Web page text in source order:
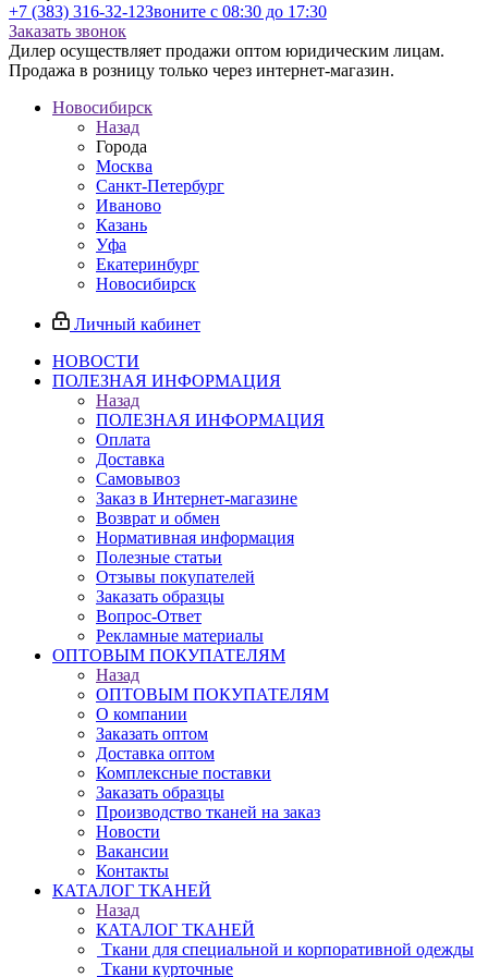
+7 (383) 316-32-12Звоните с 08:30 до 17:30
Заказать звонок
Дилер осуществляет продажи оптом юридическим лицам.
Продажа в розницу только через интернет-магазин.
Новосибирск
Назад
Города
Москва
Санкт-Петербург
Иваново
Казань
Уфа
Екатеринбург
Новосибирск
Личный кабинет
НОВОСТИ
ПОЛЕЗНАЯ ИНФОРМАЦИЯ
Назад
ПОЛЕЗНАЯ ИНФОРМАЦИЯ
Оплата
Доставка
Самовывоз
Заказ в Интернет-магазине
Возврат и обмен
Нормативная информация
Полезные статьи
Отзывы покупателей
Заказать образцы
Вопрос-Ответ
Рекламные материалы
ОПТОВЫМ ПОКУПАТЕЛЯМ
Назад
ОПТОВЫМ ПОКУПАТЕЛЯМ
О компании
Заказать оптом
Доставка оптом
Комплексные поставки
Заказать образцы
Производство тканей на заказ
Новости
Вакансии
Контакты
КАТАЛОГ ТКАНЕЙ
Назад
КАТАЛОГ ТКАНЕЙ
Ткани для специальной и корпоративной одежды
Ткани курточные